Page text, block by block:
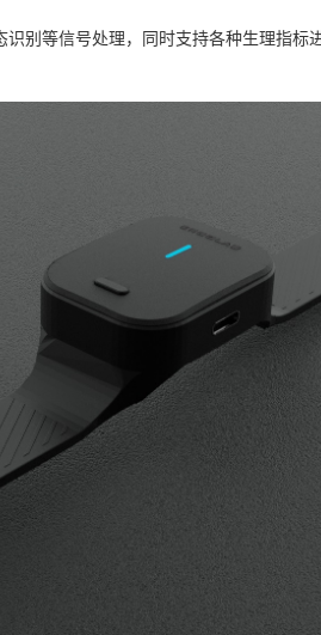
别等信号处理，同时支持各种生理指标